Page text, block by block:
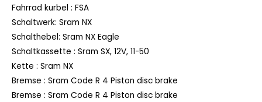
Fahrrad kurbel : FSA
Schaltwerk: Sram NX
Schalthebel: Sram NX Eagle
Schaltkassette : Sram SX, 12V, 11-50
Kette : Sram NX
Bremse : Sram Code R 4 Piston disc brake
Bremse : Sram Code R 4 Piston disc brake